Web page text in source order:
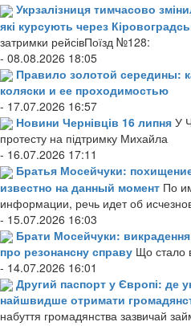
Укрзалізниця тимчасово
які курсують через
затримки рейсівПоїзд №128:
- 08.08.2026 18:05
Правило золотой середины:
коляски и ее проходимостью
- 17.07.2026 16:57
Новини Чернівців 16 липня У
протесту на підтримку Михайла
- 16.07.2026 17:11
Братья Мосейчуки:
известно на данный момент По
информации, речь идет об
- 15.07.2026 16:03
Брати Мосейчуки:
про резонансну справу Що стало
- 14.07.2026 16:01
Другий паспорт у Європі: де
найшвидше отримати
набуття громадянства зазвичай